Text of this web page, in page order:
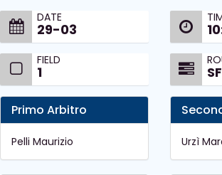
DATE
29-03
FIELD
1
Primo Arbitro
Pelli Maurizio Urzì